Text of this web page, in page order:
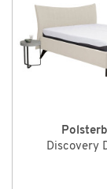
Discovery